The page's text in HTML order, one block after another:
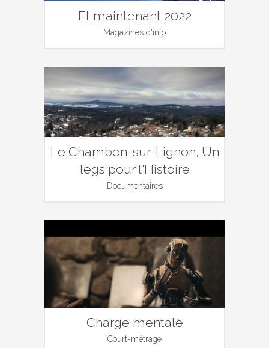
Et maintenant 2022
Magazines d'info
Le Chambon-sur-Lignon, Un
legs pour l'Histoire
Documentaires
Charge mentale
Court-métrage